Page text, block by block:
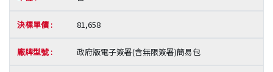
81,658
政府版電子簽署(含無限簽署)簡易包